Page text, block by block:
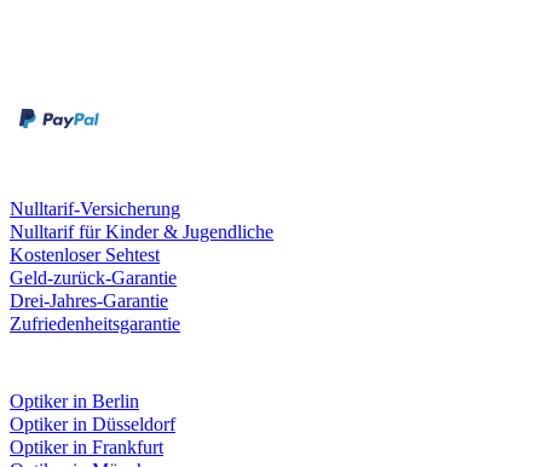
Nulltarif-Versicherung
Nulltarif für Kinder & Jugendliche
Kostenloser Sehtest
Geld-zurück-Garantie
Drei-Jahres-Garantie
Zufriedenheitsgarantie
Optiker in Berlin
Optiker in Düsseldorf
Optiker in Frankfurt